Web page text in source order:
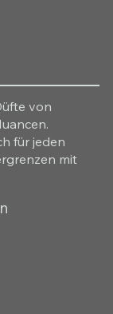
von
für jeden
mit